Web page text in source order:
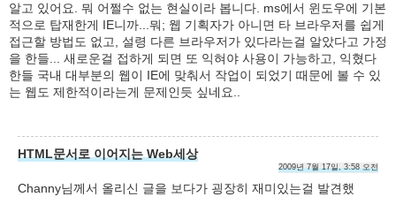
알고 있어요. 뭐 어쩔수 없는 현실이라 봅니다. ms에서 윈도우에 기본
적으로 탑재한게 IE니까...뭐; 웹 기획자가 아니면 타 브라우저를 쉽게
접근할 방법도 없고, 설령 다른 브라우저가 있다라는걸 알았다고 가정
을 한들... 새로운걸 접하게 되면 또 익혀야 사용이 가능하고, 익혔다
한들 국내 대부분의 웹이 IE에 맞춰서 작업이 되었기 때문에 볼 수 있
는 웹도 제한적이라는게 문제인듯 싶네요..
HTML문서로 이어지는 Web세상
2009년 7월 17일, 3:58 오전
Channy님께서 올리신 글을 보다가 굉장히 재미있는걸 발견했